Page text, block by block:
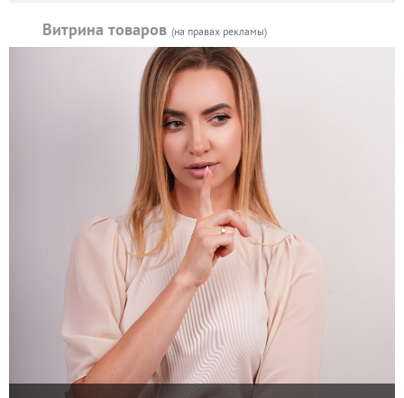
Витрина товаров (на правах рекламы)